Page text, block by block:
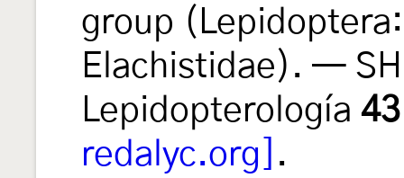
group
Elachistidae). —
Lepidopterología 43
redalyc.org]
.